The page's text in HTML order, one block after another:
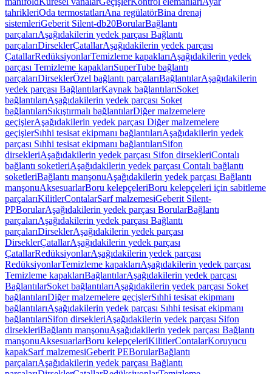
tahrikleriOda termostatlarıAna regülatörBina drenaj
sistemleriGeberit Silent-db20BorularBağlantı
parçalarıAşağıdakilerin yedek parçası Bağlantı
parçalarıDirseklerÇatallarAşağıdakilerin yedek parçası
ÇatallarRedüksiyonlarTemizleme kapaklarıAşağıdakilerin yedek
parçası Temizleme kapaklarıSuperTube bağlantı
parçalarıDirseklerÖzel bağlantı parçalarıBağlantılarAşağıdakilerin
yedek parçası BağlantılarKaynak bağlantılarıSoket
bağlantılarıAşağıdakilerin yedek parçası Soket
bağlantılarıSıkıştırmalı bağlantılarDiğer malzemelere
geçişlerAşağıdakilerin yedek parçası Diğer malzemelere
geçişlerSıhhi tesisat ekipmanı bağlantılarıAşağıdakilerin yedek
parçası Sıhhi tesisat ekipmanı bağlantılarıSifon
dirsekleriAşağıdakilerin yedek parçası Sifon dirsekleriContalı
bağlantı soketleriAşağıdakilerin yedek parçası Contalı bağlantı
soketleriBağlantı manşonuAşağıdakilerin yedek parçası Bağlantı
manşonuAksesuarlarBoru kelepçeleriBoru kelepçeleri için sabitleme
parçalarıKilitlerContalarSarf malzemesiGeberit Silent-
PPBorularAşağıdakilerin yedek parçası BorularBağlantı
parçalarıAşağıdakilerin yedek parçası Bağlantı
parçalarıDirseklerAşağıdakilerin yedek parçası
DirseklerÇatallarAşağıdakilerin yedek parçası
ÇatallarRedüksiyonlarAşağıdakilerin yedek parçası
RedüksiyonlarTemizleme kapaklarıAşağıdakilerin yedek parçası
Temizleme kapaklarıBağlantılarAşağıdakilerin yedek parçası
BağlantılarSoket bağlantılarıAşağıdakilerin yedek parçası Soket
bağlantılarıDiğer malzemelere geçişlerSıhhi tesisat ekipmanı
bağlantılarıAşağıdakilerin yedek parçası Sıhhi tesisat ekipmanı
bağlantılarıSifon dirsekleriAşağıdakilerin yedek parçası Sifon
dirsekleriBağlantı manşonuAşağıdakilerin yedek parçası Bağlantı
manşonuAksesuarlarBoru kelepçeleriKilitlerContalarKoruyucu
kapakSarf malzemesiGeberit PEBorularBağlantı
parçalarıAşağıdakilerin yedek parçası Bağlantı